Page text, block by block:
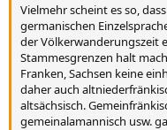
Vielmehr scheint es so,
germanischen
der Völkerwanderungszeit
Stammesgrenzen halt
Franken, Sachsen keine
daher auch
altsächsisch.
gemeinalamannisch usw.